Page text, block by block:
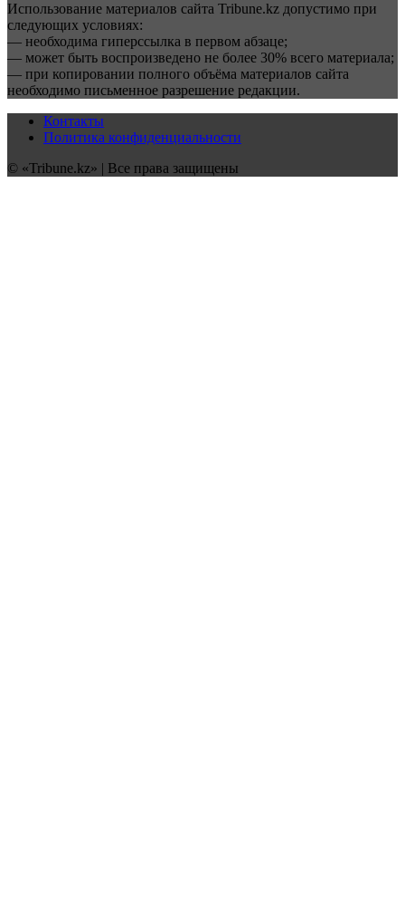
Использование материалов сайта Tribune.kz допустимо при
следующих условиях:
— необходима гиперссылка в первом абзаце;
— может быть воспроизведено не более 30% всего материала;
— при копировании полного объёма материалов сайта
необходимо письменное разрешение редакции.
Контакты
Политика конфиденциальности
© «Tribune.kz» | Все права защищены